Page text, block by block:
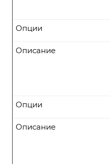
Опции
Описание
Опции
Описание